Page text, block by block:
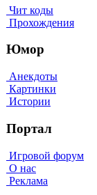
Чит коды
Прохождения
Юмор
Анекдоты
Картинки
Истории
Портал
Игровой форум
О нас
Реклама